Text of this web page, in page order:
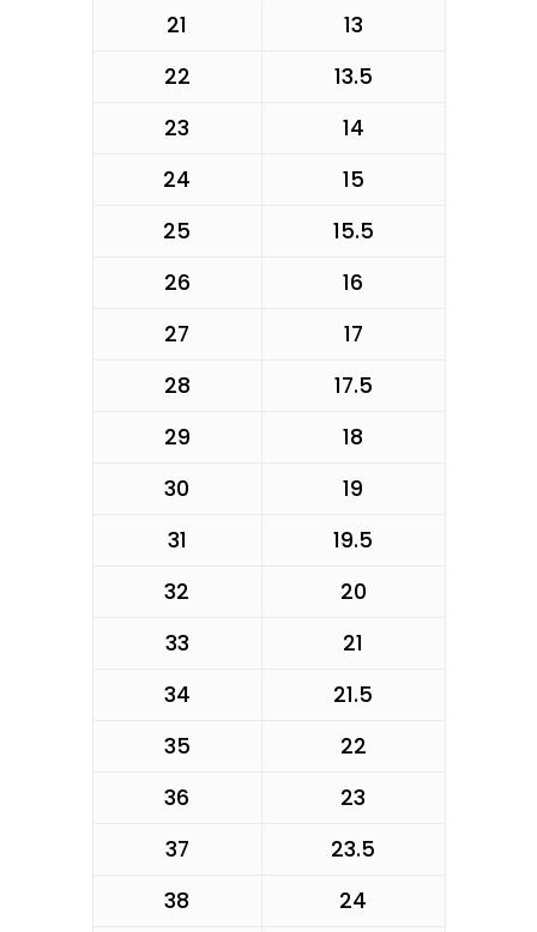
13
21
13.5
22
14
23
15
24
15.5
25
16
26
17
27
17.5
28
18
29
19
30
19.5
31
20
32
21
33
21.5
34
22
35
23
36
23.5
37
24
38